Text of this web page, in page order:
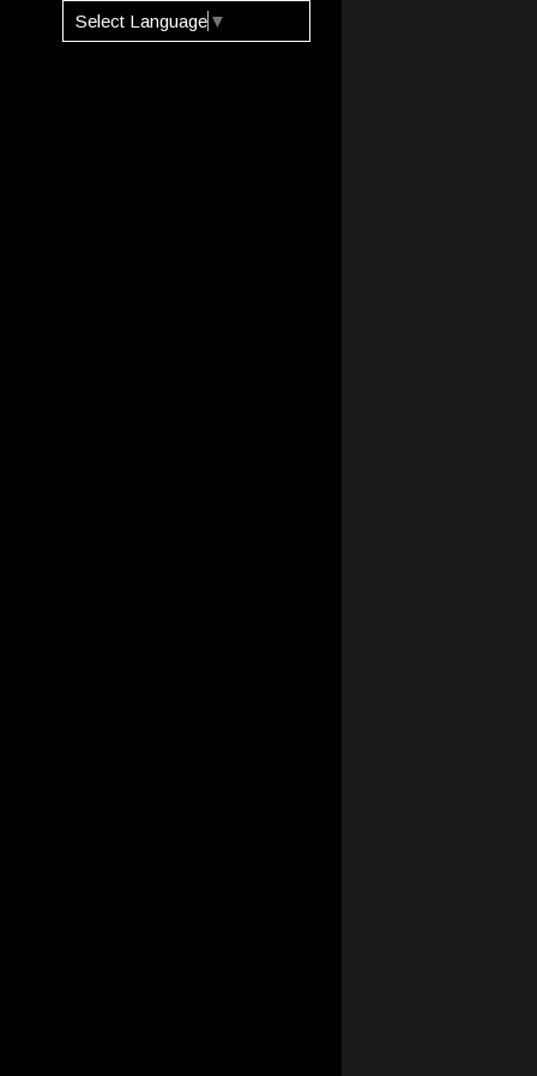
Select Language ▼